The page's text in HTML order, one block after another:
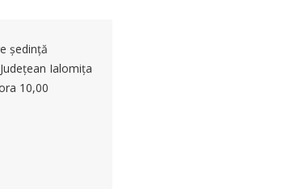
ședință
Ialomița
10,00